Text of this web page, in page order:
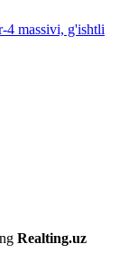
4 massivi, g'ishtli
Realting.uz